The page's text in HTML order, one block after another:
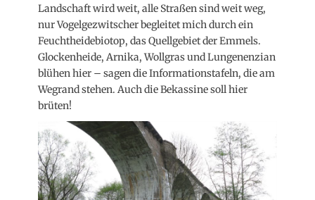
Landschaft wird weit, alle Straßen sind weit weg,
nur Vogelgezwitscher begleitet mich durch ein
Feuchtheidebiotop, das Quellgebiet der Emmels.
Glockenheide, Arnika, Wollgras und Lungenenzian
blühen hier – sagen die Informationstafeln, die am
Wegrand stehen. Auch die Bekassine soll hier
brüten!